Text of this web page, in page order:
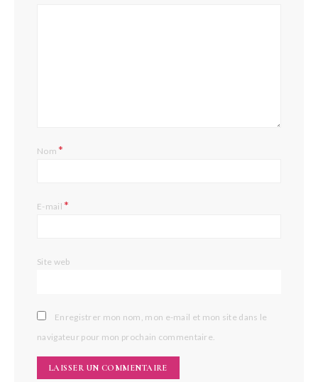
Nom*
E-mail*
Site web
Enregistrer mon nom, mon e-mail et mon site dans le
navigateur pour mon prochain commentaire.